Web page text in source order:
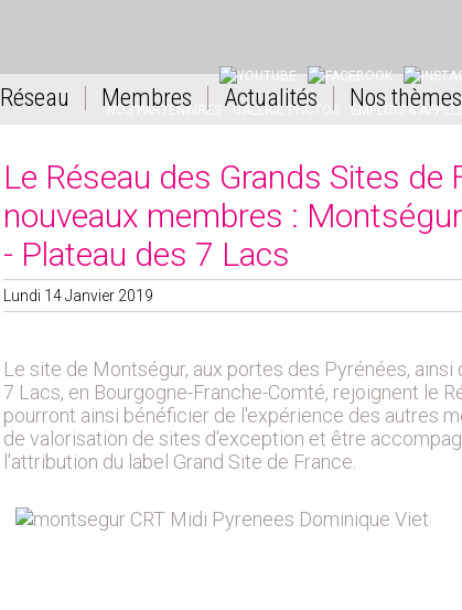
NOS PARTENAIRES GALERIE PHOTOS EMPLOIS &
Réseau Membres Actualités Nos thèmes
Le Réseau des Grands Sites de
nouveaux membres :
- Plateau des 7 Lacs
Lundi 14 Janvier 2019
Le site de Montségur, aux portes des Pyrénées,
7 Lacs, en Bourgogne-Franche-Comté, rejoignent le
pourront ainsi bénéficier de l'expérience des autres
de valorisation de sites d'exception et être
l'attribution du label Grand Site de France.